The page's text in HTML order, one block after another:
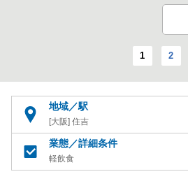
1 2
地域／駅
[大阪] 住吉
業態／詳細条件
軽飲食